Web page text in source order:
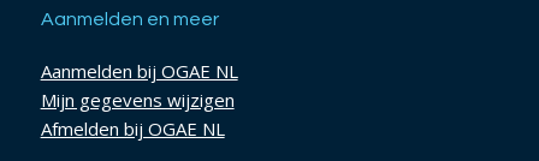
Aanmelden en meer
Aanmelden bij OGAE NL
Mijn gegevens wijzigen
Afmelden bij OGAE NL